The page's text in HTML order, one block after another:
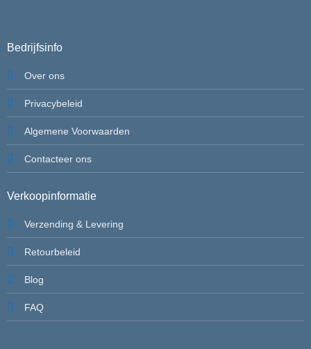
Bedrijfsinfo
Over ons
Privacybeleid
Algemene Voorwaarden
Contacteer ons
Verkoopinformatie
Verzending & Levering
Retourbeleid
Blog
FAQ